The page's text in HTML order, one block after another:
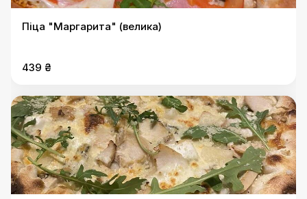
Піца "Маргарита" (велика)
439 ₴